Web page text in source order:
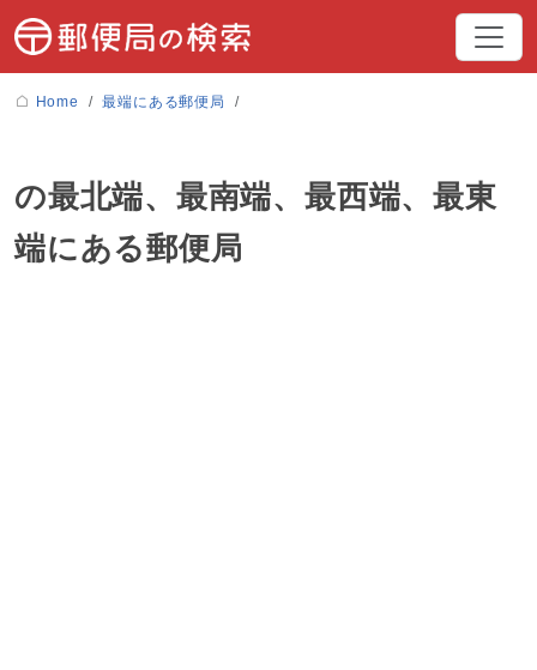
Home 最端にある郵便局
の最北端、最南端、最西端、最東
端にある郵便局